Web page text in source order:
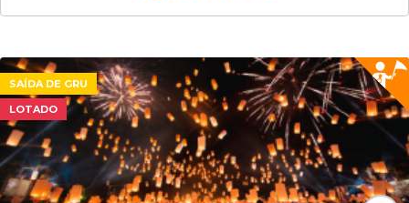
SAÍDA DE GRU
LOTADO